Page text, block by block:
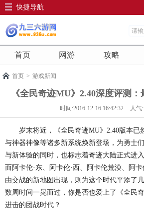
快捷导航
首页 网游 攻略
首页 > 游戏新闻
《全民奇迹MU》2.40深度评测
时间:2016-12-16 16:42:32 人气
岁末将近，《全民奇迹MU》2.40版本已
与神器神像等诸多新系统焕新登场，为勇士
与新体验的同时，也标志着奇迹大陆正式进
而阿卡伦·东、阿卡伦·西、阿卡伦荒漠、阿
由交战的新地图出现，则为这个时代平添了
数周时间一晃而过，你是否也爱上了《全民
进击的团战时代？